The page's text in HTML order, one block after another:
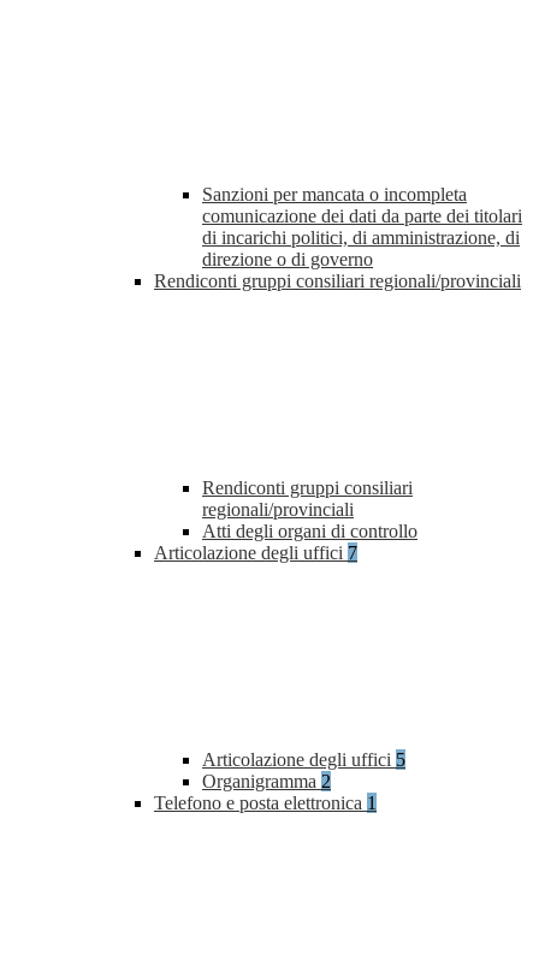
Sanzioni per mancata o incompleta
comunicazione dei dati da parte dei titolari
di incarichi politici, di amministrazione, di
direzione o di governo
Rendiconti gruppi consiliari regionali/provinciali
Rendiconti gruppi consiliari
regionali/provinciali
Atti degli organi di controllo
Articolazione degli uffici 7
Articolazione degli uffici 5
Organigramma 2
Telefono e posta elettronica 1